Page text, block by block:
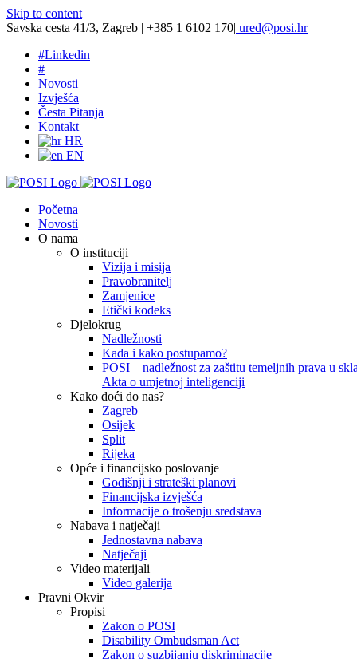
Skip to content
Savska cesta 41/3, Zagreb | +385 1 6102 170| ured@posi.hr
#Linkedin
#
Novosti
Izvješća
Česta Pitanja
Kontakt
HR
EN
Početna
Novosti
O nama
O instituciji
Vizija i misija
Pravobranitelj
Zamjenice
Etički kodeks
Djelokrug
Nadležnosti
Kada i kako postupamo?
POSI – nadležnost za zaštitu temeljnih prava u
Akta o umjetnoj inteligenciji
Kako doći do nas?
Zagreb
Osijek
Split
Rijeka
Opće i financijsko poslovanje
Godišnji i strateški planovi
Financijska izvješća
Informacije o trošenju sredstava
Nabava i natječaji
Jednostavna nabava
Natječaji
Video materijali
Video galerija
Pravni Okvir
Propisi
Zakon o POSI
Disability Ombudsman Act
Zakon o suzbijanju diskriminacije